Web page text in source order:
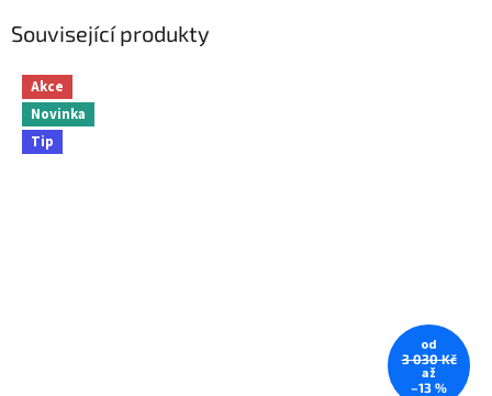
Související produkty
Akce
Novinka
Tip
od
3 030 Kč
až
–13 %